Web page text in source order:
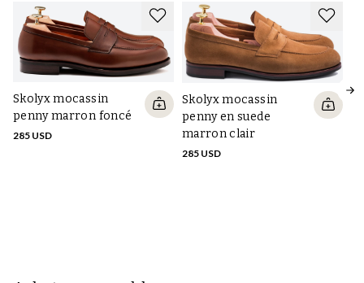
Skolyx mocassin
penny marron foncé
285 USD
Skolyx mocassin
penny en suede
marron clair
285 USD